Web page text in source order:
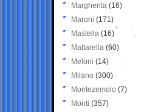
Margherita (16)
Maroni (171)
Mastella (16)
Mattarella (60)
Meloni (14)
Milano (300)
Montezemolo (7)
Monti (357)